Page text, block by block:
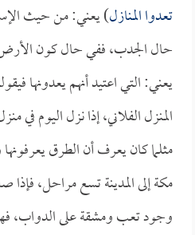
تعدوا المنازل) يعني: من حيث
حال الجدب، ففي حال كون الأرض
يعني: التي اعتيد أنهم يعدونها
المنزل الفلاني، إذا نزل اليوم في
مثلما كان يعرف أن الطرق
مكة إلى المدينة تسع مراحل،
وجود تعب ومشقة على الدواب،